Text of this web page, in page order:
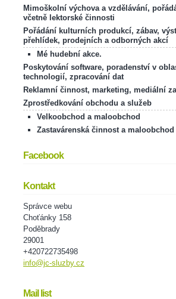
Mimoškolní výchova a vzdělávání,
včetně lektorské činnosti
Pořádání kulturních produkcí, zábav,
přehlídek, prodejních a odborných akcí
Mé hudební akce.
Poskytování software, poradenství v
technologií, zpracování dat
Reklamní činnost, marketing, mediální
Zprostředkování obchodu a služeb
Velkoobchod a maloobchod
Zastavárenská činnost a
Facebook
Kontakt
Správce webu
Choťánky 158
Poděbrady
29001
+420722735498
info@jc-sluzby.cz
Mail list